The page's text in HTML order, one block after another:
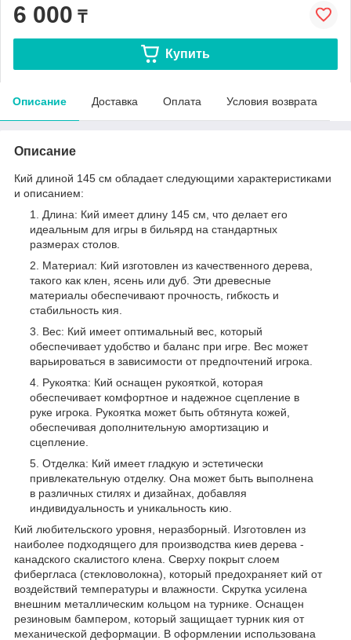
6 000 ₸
Купить
Описание Доставка Оплата Условия возврата
Описание
Кий длиной 145 см обладает следующими характеристиками
и описанием:
Длина: Кий имеет длину 145 см, что делает его
идеальным для игры в бильярд на стандартных
размерах столов.
Материал: Кий изготовлен из качественного дерева,
такого как клен, ясень или дуб. Эти древесные
материалы обеспечивают прочность, гибкость и
стабильность кия.
Вес: Кий имеет оптимальный вес, который
обеспечивает удобство и баланс при игре. Вес может
варьироваться в зависимости от предпочтений игрока.
Рукоятка: Кий оснащен рукояткой, которая
обеспечивает комфортное и надежное сцепление в
руке игрока. Рукоятка может быть обтянута кожей,
обеспечивая дополнительную амортизацию и
сцепление.
Отделка: Кий имеет гладкую и эстетически
привлекательную отделку. Она может быть выполнена
в различных стилях и дизайнах, добавляя
индивидуальность и уникальность кию.
Кий любительского уровня, неразборный. Изготовлен из
наиболее подходящего для производства киев дерева -
канадского скалистого клена. Сверху покрыт слоем
фибергласа (стекловолокна), который предохраняет кий от
воздействий температуры и влажности. Скрутка усилена
внешним металлическим кольцом на турнике. Оснащен
резиновым бампером, который защищает турник кия от
механической деформации. В оформлении использована